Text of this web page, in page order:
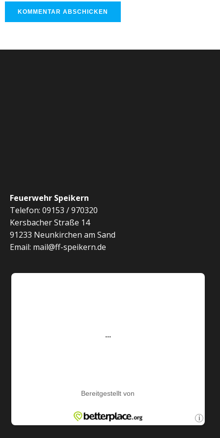
Feuerwehr Speikern
Telefon: 09153 / 970320
Kersbacher Straße 14
91233 Neunkirchen am Sand
Email: mail@ff-speikern.de